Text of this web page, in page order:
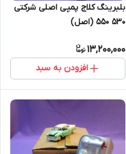
بلبرینگ کلاج پمپی اصلی شرکتی
530 550 (اصل)
13,200,000
افزودن به سبد